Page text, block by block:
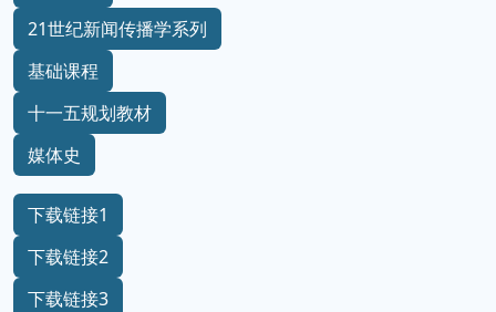
21世纪新闻传播学系列
基础课程
十一五规划教材
媒体史
下载链接1
下载链接2
下载链接3